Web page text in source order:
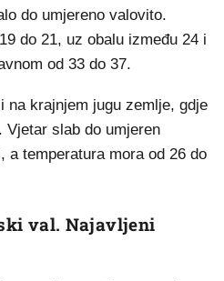
do umjereno valovito.
do 21, uz obalu između 24 i
od 33 do 37.
na krajnjem jugu zemlje, gdje
Vjetar slab do umjeren
a temperatura mora od 26 do
val. Najavljeni